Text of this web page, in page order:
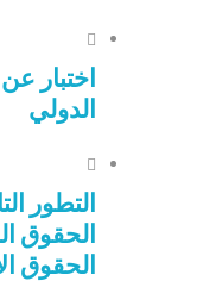
اختبار
الدولي
التطور
الحقوق
الحقوق